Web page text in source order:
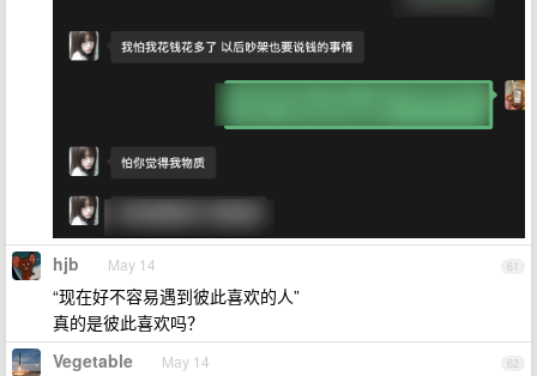
61
hjb May 14
“现在好不容易遇到彼此喜欢的人”
真的是彼此喜欢吗？
62
Vegetable May 14